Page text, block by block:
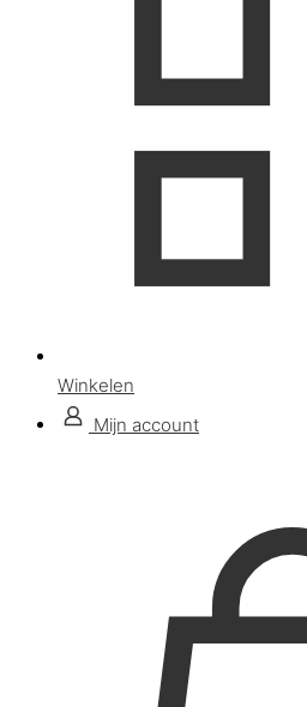
Winkelen
Mijn account